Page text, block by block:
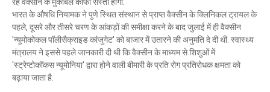
Mau Beat Media-Nov 15 2022
Mau:-जिला पंचायत सदस्य प्रतिनिधि को बनाया बंधक
Mau Beat Media-Nov 14 2022
Mau:-सांप को हाथ में लपेटे में पहुंचा युवक अस्पताल, मची अफरा
Mau Beat Media-Nov 14 2022
Prayagraj:- इतिहास के पन्नों में विलुप्त हो गये स्वतंत्रता
भारत के औषधि नियामक ने पुणे स्थित संस्थान से प्राप्त वैक्सीन के क्लिनिकल ट्रायल के
पहले, दूसरे और तीसरे चरण के आंकड़ों की समीक्षा करने के बाद जुलाई में ही वैक्सीन
'न्यूमोकोकल पॉलीसैक्राइड कांजुगेट' को बाजार में उतारने की अनुमति दे दी थी. स्वास्थ्य
मंत्रालय ने इससे पहले जानकारी दी थी कि वैक्सीन के माध्यम से शिशुओं में
'स्ट्रेप्टोकॉकस न्यूमोनिया' द्वारा होने वाली बीमारी के प्रति रोग प्रतिरोधक क्षमता को
बढ़ाया जाता है.